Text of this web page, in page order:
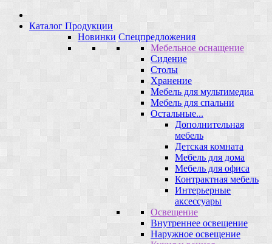
Каталог Продукции
Новинки Спецпредложения
Мебельное оснащение
Сидение
Столы
Хранение
Мебель для мультимедиа
Мебель для спальни
Остальные...
Дополнительная
мебель
Детская комната
Мебель для дома
Мебель для офиса
Контрактная мебель
Интерьерные
аксессуары
Освещение
Внутреннее освещение
Наружное освещение